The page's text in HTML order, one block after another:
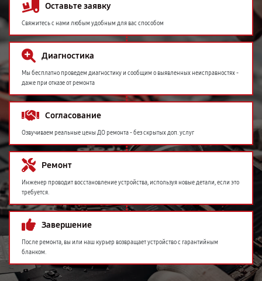
Оставьте заявку
Свяжитесь с нами любым удобным для вас способом
Диагностика
Мы бесплатно проведем диагностику и сообщим о выявленных неисправностях -
даже при отказе от ремонта
Согласование
Озвучиваем реальные цены ДО ремонта - без скрытых доп. услуг
Ремонт
Инженер проводит восстановление устройства, используя новые детали, если это
требуется.
Завершение
После ремонта, вы или наш курьер возвращает устройство с гарантийным
бланком.